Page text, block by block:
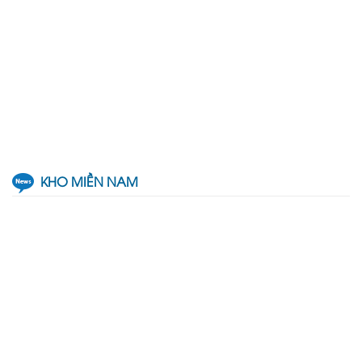
KHO MIỀN NAM